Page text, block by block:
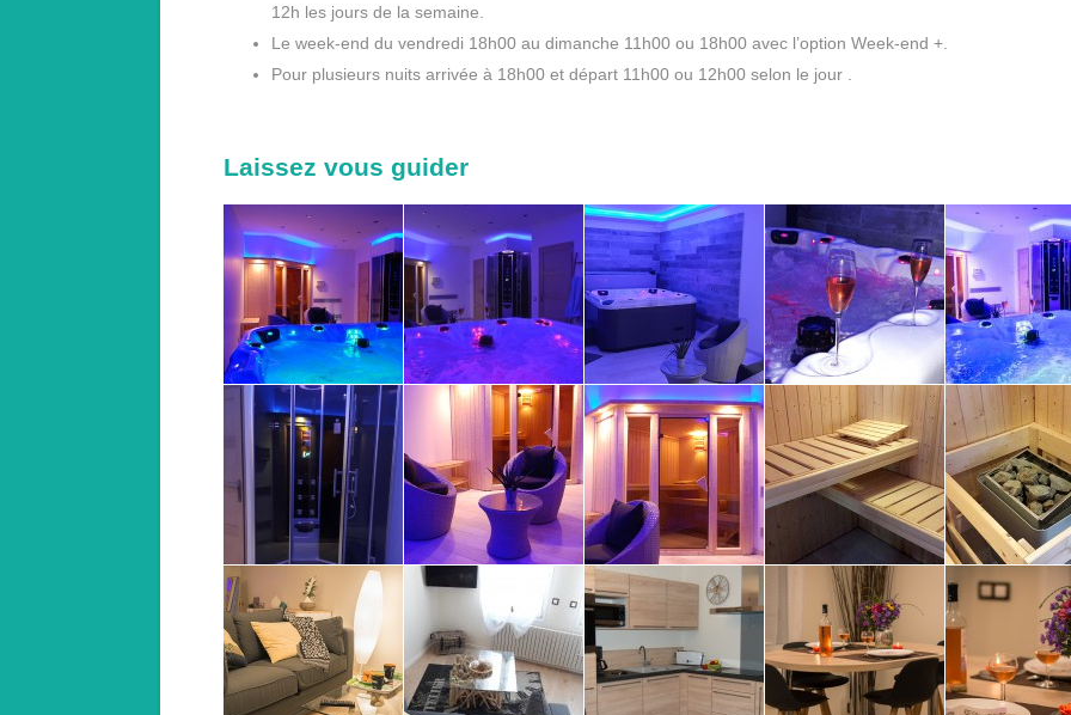
12h les jours de la semaine.
Le week-end du vendredi 18h00 au dimanche 11h00 ou 18h00 avec l’option Week-end +.
Pour plusieurs nuits arrivée à 18h00 et départ 11h00 ou 12h00 selon le jour .
Laissez vous guider